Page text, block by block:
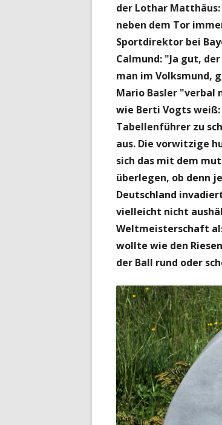
der Lothar
neben dem Tor
Sportdirektor bei
Calmund: "Ja gut,
man im Volksmund,
Mario Basler "verbal
wie Berti Vogts
Tabellenführer zu
aus. Die vorwitzige
sich das mit dem
überlegen, ob denn
Deutschland
vielleicht nicht
Weltmeisterschaft
wollte wie den
der Ball rund oder